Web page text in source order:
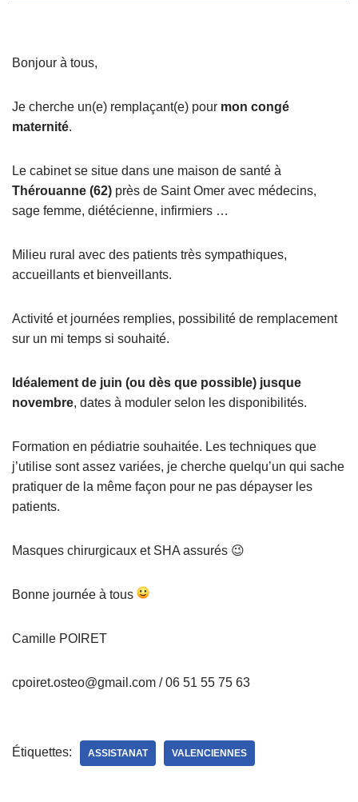
Bonjour à tous,
Je cherche un(e) remplaçant(e) pour mon congé
maternité.
Le cabinet se situe dans une maison de santé à
Thérouanne (62) près de Saint Omer avec médecins,
sage femme, diétécienne, infirmiers …
Milieu rural avec des patients très sympathiques,
accueillants et bienveillants.
Activité et journées remplies, possibilité de remplacement
sur un mi temps si souhaité.
Idéalement de juin (ou dès que possible) jusque
novembre, dates à moduler selon les disponibilités.
Formation en pédiatrie souhaitée. Les techniques que
j’utilise sont assez variées, je cherche quelqu’un qui sache
pratiquer de la même façon pour ne pas dépayser les
patients.
Masques chirurgicaux et SHA assurés 😉
Bonne journée à tous
Camille POIRET
cpoiret.osteo@gmail.com / 06 51 55 75 63
Étiquettes: ASSISTANAT VALENCIENNES